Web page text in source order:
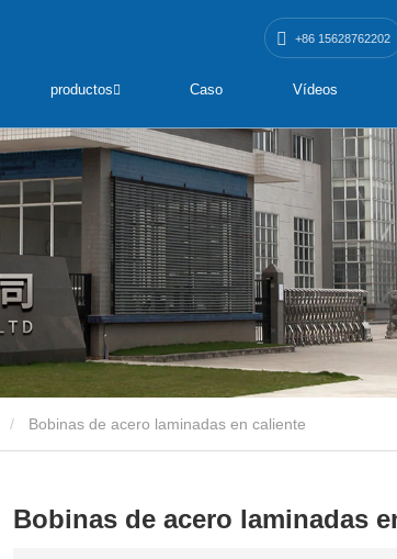
+86 15628762202
productos Caso Vídeos
Bobinas de acero laminadas en caliente
Bobinas de acero laminadas